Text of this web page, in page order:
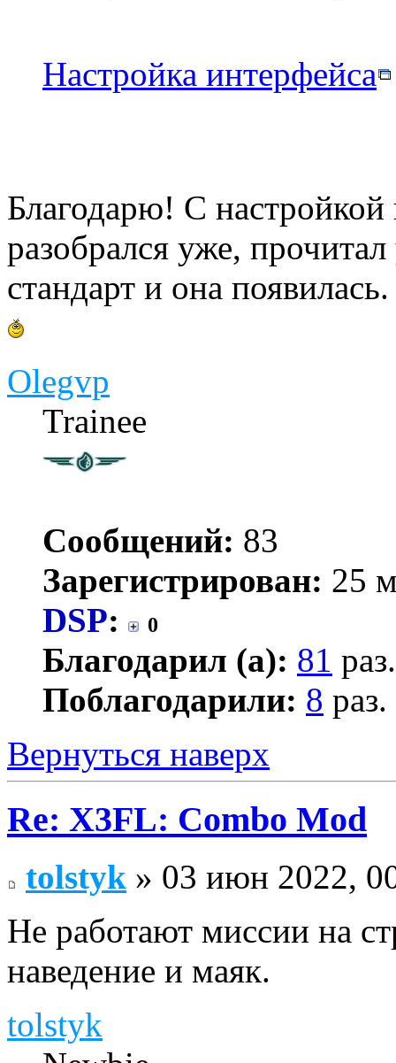
Настройка интерфейса
Благодарю! С настройкой
разобрался уже,
стандарт и она
Olegvp
Trainee
Сообщений: 83
Зарегистрирован: 25
DSP: 0
Благодарил (а): 81 раз.
Поблагодарили: 8 раз.
Вернуться наверх
Re: X3FL: Combo Mod
tolstyk » 03 июн 2022,
Не работают миссии на
наведение и маяк.
tolstyk